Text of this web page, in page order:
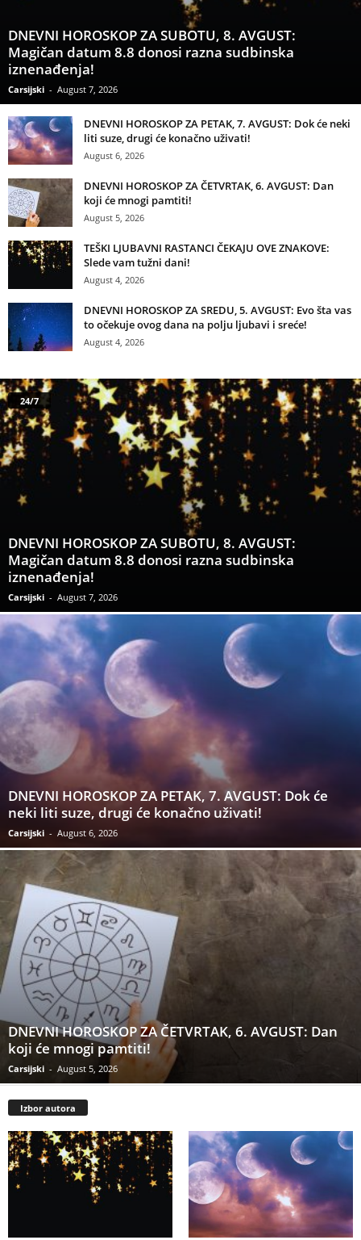
DNEVNI HOROSKOP ZA SUBOTU, 8. AVGUST:
Magičan datum 8.8 donosi razna sudbinska
iznenađenja!
Carsijski - August 7, 2026
DNEVNI HOROSKOP ZA PETAK, 7. AVGUST: Dok će neki
liti suze, drugi će konačno uživati!
August 6, 2026
DNEVNI HOROSKOP ZA ČETVRTAK, 6. AVGUST: Dan
koji će mnogi pamtiti!
August 5, 2026
TEŠKI LJUBAVNI RASTANCI ČEKAJU OVE ZNAKOVE:
Slede vam tužni dani!
August 4, 2026
DNEVNI HOROSKOP ZA SREDU, 5. AVGUST: Evo šta vas
to očekuje ovog dana na polju ljubavi i sreće!
August 4, 2026
24/7
DNEVNI HOROSKOP ZA SUBOTU, 8. AVGUST:
Magičan datum 8.8 donosi razna sudbinska
iznenađenja!
Carsijski - August 7, 2026
DNEVNI HOROSKOP ZA PETAK, 7. AVGUST: Dok će
neki liti suze, drugi će konačno uživati!
Carsijski - August 6, 2026
DNEVNI HOROSKOP ZA ČETVRTAK, 6. AVGUST: Dan
koji će mnogi pamtiti!
Carsijski - August 5, 2026
Izbor autora